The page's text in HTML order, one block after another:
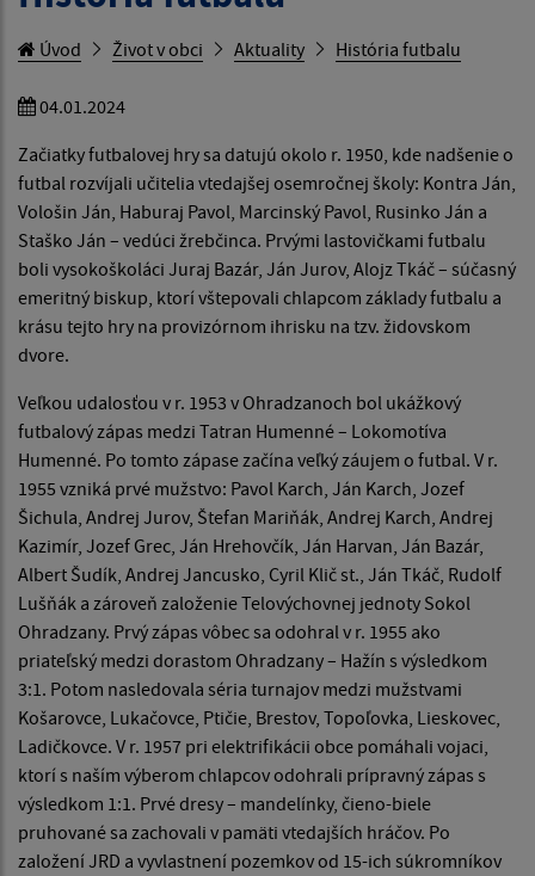
Úvod Život v obci Aktuality História futbalu
04.01.2024
Začiatky futbalovej hry sa datujú okolo r. 1950, kde nadšenie o
futbal rozvíjali učitelia vtedajšej osemročnej školy: Kontra Ján,
Vološin Ján, Haburaj Pavol, Marcinský Pavol, Rusinko Ján a
Staško Ján – vedúci žrebčinca. Prvými lastovičkami futbalu
boli vysokoškoláci Juraj Bazár, Ján Jurov, Alojz Tkáč – súčasný
emeritný biskup, ktorí vštepovali chlapcom základy futbalu a
krásu tejto hry na provizórnom ihrisku na tzv. židovskom
dvore.
Veľkou udalosťou v r. 1953 v Ohradzanoch bol ukážkový
futbalový zápas medzi Tatran Humenné – Lokomotíva
Humenné. Po tomto zápase začína veľký záujem o futbal. V r.
1955 vzniká prvé mužstvo: Pavol Karch, Ján Karch, Jozef
Šichula, Andrej Jurov, Štefan Mariňák, Andrej Karch, Andrej
Kazimír, Jozef Grec, Ján Hrehovčík, Ján Harvan, Ján Bazár,
Albert Šudík, Andrej Jancusko, Cyril Klič st., Ján Tkáč, Rudolf
Lušňák a zároveň založenie Telovýchovnej jednoty Sokol
Ohradzany. Prvý zápas vôbec sa odohral v r. 1955 ako
priateľský medzi dorastom Ohradzany – Hažín s výsledkom
3:1. Potom nasledovala séria turnajov medzi mužstvami
Košarovce, Lukačovce, Ptičie, Brestov, Topoľovka, Lieskovec,
Ladičkovce. V r. 1957 pri elektrifikácii obce pomáhali vojaci,
ktorí s naším výberom chlapcov odohrali prípravný zápas s
výsledkom 1:1. Prvé dresy – mandelínky, čieno-biele
pruhované sa zachovali v pamäti vtedajších hráčov. Po
založení JRD a vyvlastnení pozemkov od 15-ich súkromníkov